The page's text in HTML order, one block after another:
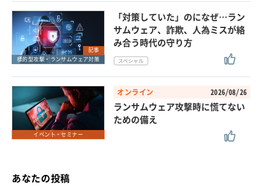
記事
標的型攻撃・ランサムウェア対策
「対策していた」のになぜ…ラン
サムウェア、詐欺、人為ミスが絡
み合う時代の守り方
イベント・セミナー
オンライン 2026/08/26
ランサムウェア攻撃時に慌てない
ための備え
あなたの投稿